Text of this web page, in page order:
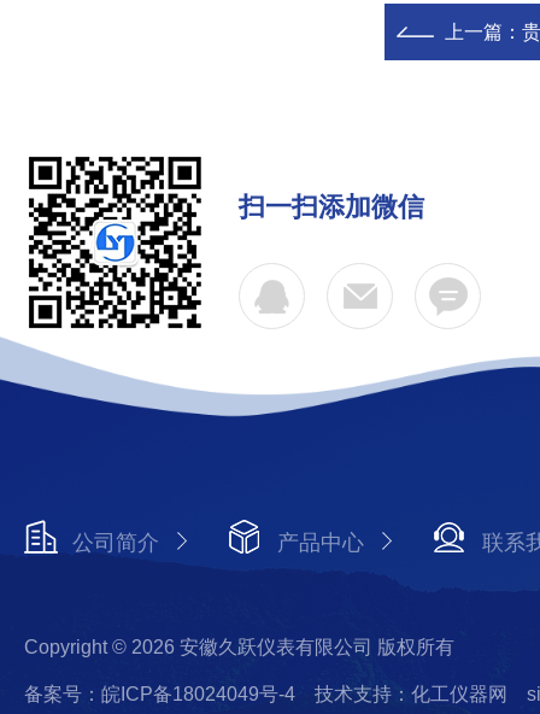
上一篇：
扫一扫添加微信
公司简介 产品中心 联系
Copyright © 2026 安徽久跃仪表有限公司 版权所有
备案号：皖ICP备18024049号-4 技术支持：化工仪器网